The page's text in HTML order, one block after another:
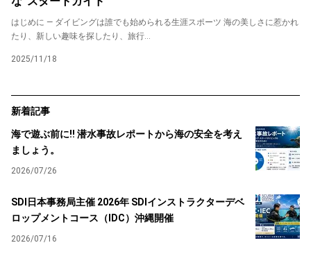
はじめに ― ダイビングは誰でも始められる生涯スポーツ 海の美しさに惹かれ
たり、新しい趣味を探したり、旅行...
2025/11/18
新着記事
海で遊ぶ前に!! 潜水事故レポートから海の安全を考え
ましょう。
2026/07/26
SDI日本事務局主催 2026年 SDIインストラクターデベ
ロップメントコース（IDC）沖縄開催
2026/07/16